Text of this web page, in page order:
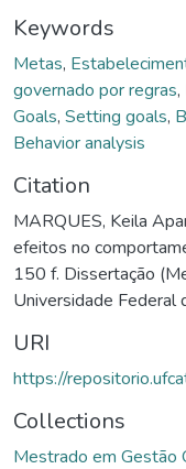
Keywords
Metas,
governado por regras,
Goals, Setting goals,
Behavior analysis
Citation
MARQUES, Keila
efeitos no
150 f. Dissertação
Universidade Federal
URI
https://
Collections
Mestrado em Gestão